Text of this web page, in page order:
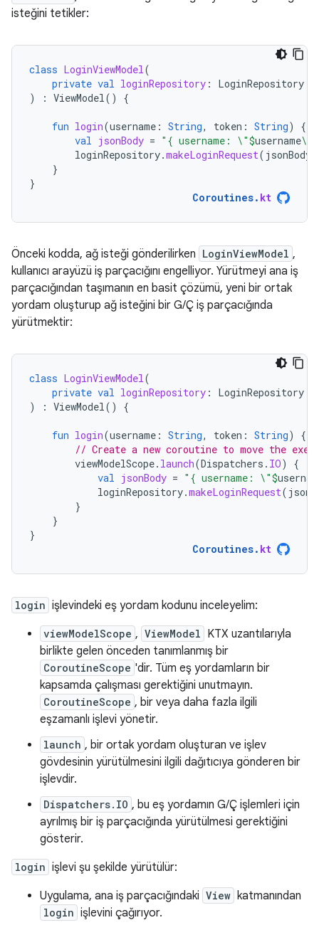
isteğini tetikler:
class LoginViewModel(
private val loginRepository :
LoginRepository
)
: ViewModel() {
fun login(username : String, token : String)
{
val jsonBody = "{ username: \"$username\",
loginRepository.makeLoginRequest( jsonBody
}
}
Coroutines. kt
Önceki kodda, ağ isteği gönderilirken LoginViewModel ,
kullanıcı arayüzü iş parçacığını engelliyor. Yürütmeyi ana iş
parçacığından taşımanın en basit çözümü, yeni bir ortak
yordam oluşturup ağ isteğini bir G/Ç iş parçacığında
yürütmektir:
class LoginViewModel(
private val loginRepository :
LoginRepository
)
: ViewModel() {
fun login(username : String, token : String)
{
// Create a new coroutine to move the
viewModelScope. launch(Dispatchers . IO)
{
val jsonBody = "{ username: \"$
loginRepository.makeLoginRequest(
}
}
}
Coroutines. kt
login işlevindeki eş yordam kodunu inceleyelim:
viewModelScope , ViewModel KTX uzantılarıyla
birlikte gelen önceden tanımlanmış bir
CoroutineScope 'dir. Tüm eş yordamların bir
kapsamda çalışması gerektiğini unutmayın.
CoroutineScope , bir veya daha fazla ilgili
eşzamanlı işlevi yönetir.
launch , bir ortak yordam oluşturan ve işlev
gövdesinin yürütülmesini ilgili dağıtıcıya gönderen bir
işlevdir.
Dispatchers.IO , bu eş yordamın G/Ç işlemleri için
ayrılmış bir iş parçacığında yürütülmesi gerektiğini
gösterir.
login işlevi şu şekilde yürütülür:
Uygulama, ana iş parçacığındaki View katmanından
login işlevini çağırıyor.